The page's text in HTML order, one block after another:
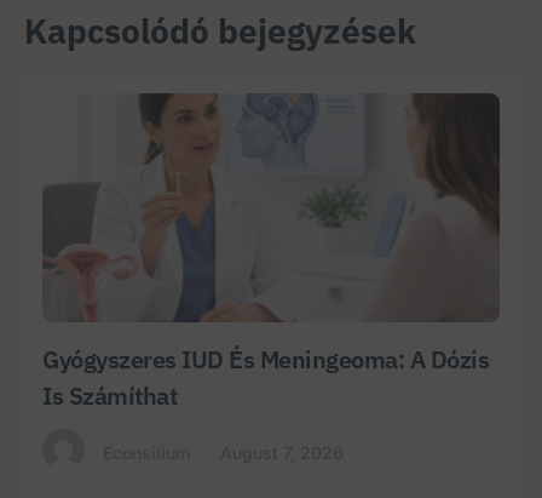
Kapcsolódó bejegyzések
Gyógyszeres IUD És Meningeoma: A Dózis
Is Számíthat